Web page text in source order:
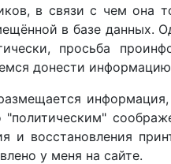
в связи с чем она
в базе данных.
просьба
донести
"политическим"
и восстановления
у меня на сайте.